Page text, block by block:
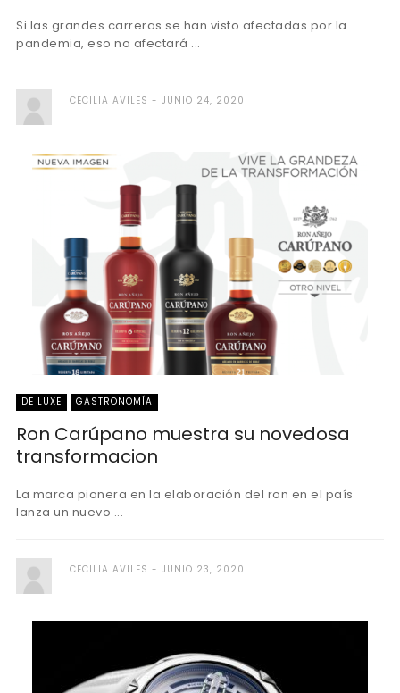
Si las grandes carreras se han visto afectadas por la
pandemia, eso no afectará ...
CECILIA AVILES JUNIO 24, 2020
DE LUXE GASTRONOMÍA
Ron Carúpano muestra su novedosa
transformacion
La marca pionera en la elaboración del ron en el país
lanza un nuevo ...
CECILIA AVILES JUNIO 23, 2020